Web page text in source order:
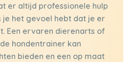
er altijd professionele hulp
je het gevoel hebt dat je er
Een ervaren dierenarts of
hondentrainer kan
bieden en een op maat